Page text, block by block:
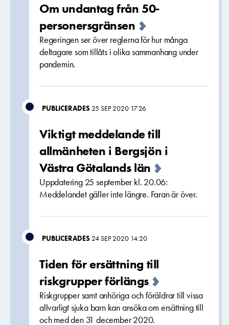
Om undantag från 50-
personersgränsen
Regeringen ser över reglerna för hur många
deltagare som tillåts i olika sammanhang under
pandemin.
PUBLICERADES 25 SEP 2020 17:26
Viktigt meddelande till
allmänheten i Bergsjön i
Västra Götalands län
Uppdatering 25 september kl. 20.06:
Meddelandet gäller inte längre. Faran är över.
PUBLICERADES 24 SEP 2020 14:20
Tiden för ersättning till
riskgrupper förlängs
Riskgrupper samt anhöriga och föräldrar till vissa
allvarligt sjuka barn kan ansöka om ersättning till
och med den 31 december 2020.